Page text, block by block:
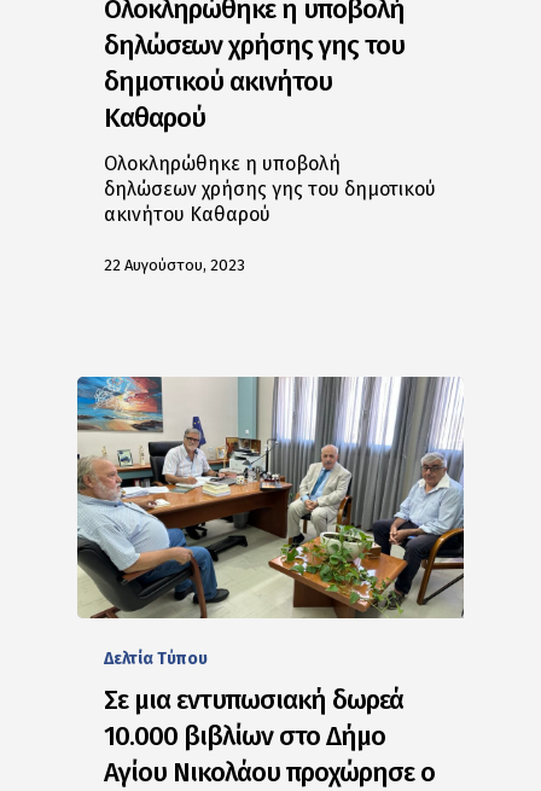
Ολοκληρώθηκε η υποβολή
δηλώσεων χρήσης γης του
δημοτικού ακινήτου
Καθαρού
Ολοκληρώθηκε η υποβολή
δηλώσεων χρήσης γης του δημοτικού
ακινήτου Καθαρού
22 Αυγούστου, 2023
Δελτία Tύπου
Σε μια εντυπωσιακή δωρεά
10.000 βιβλίων στο Δήμο
Αγίου Νικολάου προχώρησε ο